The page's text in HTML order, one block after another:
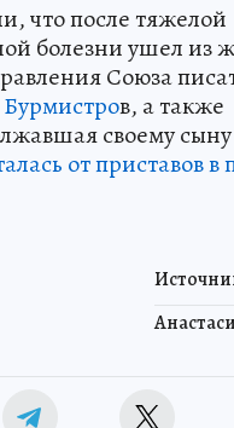
что после тяжелой
болезни ушел из
Союза
в, а также
своему сыну
от приставов в